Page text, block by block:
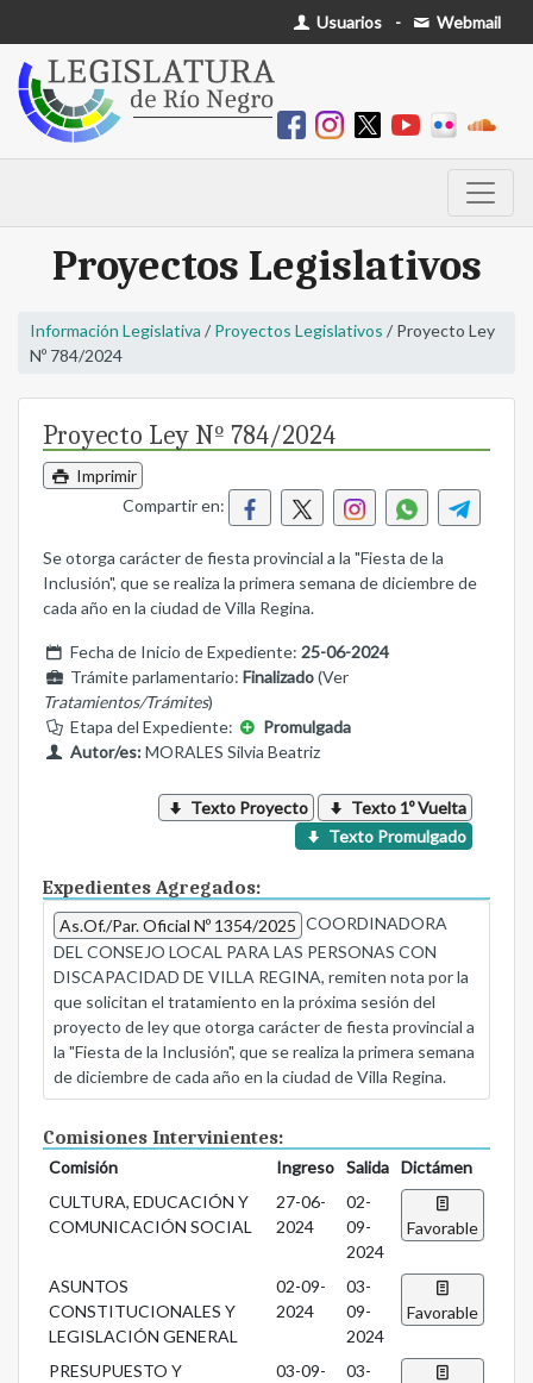
Usuarios - Webmail
Proyectos Legislativos
Información Legislativa / Proyectos Legislativos / Proyecto Ley
Nº 784/2024
Proyecto Ley Nº 784/2024
Imprimir
Compartir en:
Se otorga carácter de fiesta provincial a la "Fiesta de la
Inclusión", que se realiza la primera semana de diciembre de
cada año en la ciudad de Villa Regina.
Fecha de Inicio de Expediente: 25-06-2024
Trámite parlamentario: Finalizado(Ver
Tratamientos/Trámites)
Etapa del Expediente:
Promulgada
Autor/es:MORALES Silvia Beatriz
Texto Proyecto
Texto 1º Vuelta
Texto Promulgado
Expedientes Agregados:
As.Of./Par. Oficial Nº 1354/2025 COORDINADORA
DEL CONSEJO LOCAL PARA LAS PERSONAS CON
DISCAPACIDAD DE VILLA REGINA, remiten nota por la
que solicitan el tratamiento en la próxima sesión del
proyecto de ley que otorga carácter de fiesta provincial a
la "Fiesta de la Inclusión", que se realiza la primera semana
de diciembre de cada año en la ciudad de Villa Regina.
Comisiones Intervinientes:
Comisión Ingreso Salida
Dictámen
CULTURA, EDUCACIÓN Y
COMUNICACIÓN SOCIAL
27-06-
2024
02-
09-
2024
Favorable
ASUNTOS
CONSTITUCIONALES Y
LEGISLACIÓN GENERAL
02-09-
2024
03-
09-
2024
Favorable
PRESUPUESTO Y
03-09-
03-